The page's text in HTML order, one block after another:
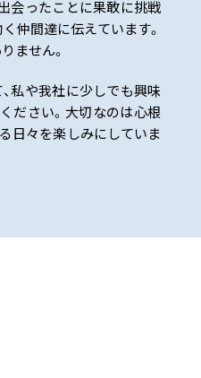
会ったことに果敢に挑戦
仲間達に伝えています。
ません。
私や我社に少しでも興味
ださい。大切なのは心根
日々を楽しみにしていま